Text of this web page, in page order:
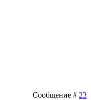
Сообщение # 23